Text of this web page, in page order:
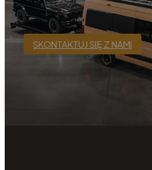
SKONTAKTUJ SIĘ Z NAMI